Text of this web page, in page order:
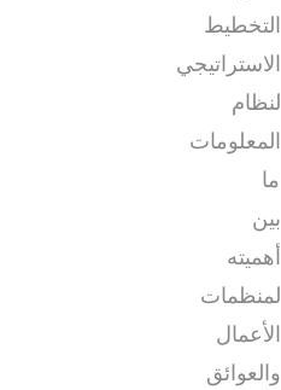
التخطيط
الاستراتيجي
لنظام
المعلومات
ما
بين
أهميته
لمنظمات
الأعمال
والعوائق